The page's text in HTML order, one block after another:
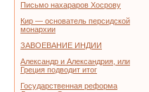
Письмо нахараров Хосрову
Кир — основатель персидской
монархии
ЗАВОЕВАНИЕ ИНДИИ
Александр и Александрия, или
Греция подводит итог
Государственная реформа